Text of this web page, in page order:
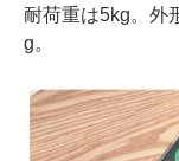
耐荷重は5kg。外
g。